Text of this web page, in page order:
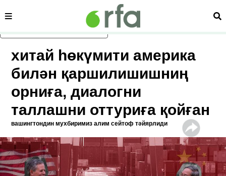
асаслиқ мәзмунға атлаң
сәһипә
хитай һөкүмити америка
билән қаршилишишниң
орниға, диалогни
таллашни оттуриға қойған
вашингтондин мухбиримиз алим сейтоф тәйярлиди